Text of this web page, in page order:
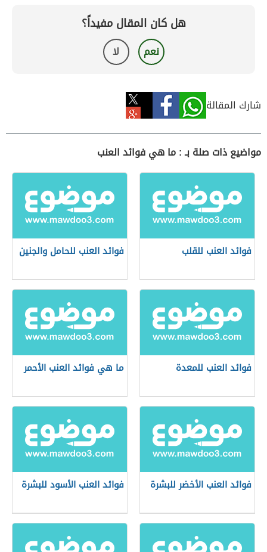
هل كان المقال مفيداً؟
نعم لا
شارك المقالة
مواضيع ذات صلة بـ : ما هي فوائد العنب
فوائد العنب للقلب فوائد العنب للحامل والجنين
فوائد العنب للمعدة ما هي فوائد العنب الأحمر
فوائد العنب الأخضر للبشرة فوائد العنب الأسود للبشرة